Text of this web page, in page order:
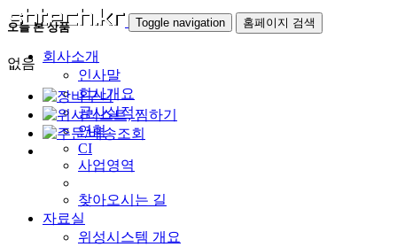
Toggle navigation 홈페이지 검색
회사소개
인사말
회사개요
공사실적
연혁
CI
사업영역
찾아오시는 길
자료실
위성시스템 개요
오늘 본 상품
없음